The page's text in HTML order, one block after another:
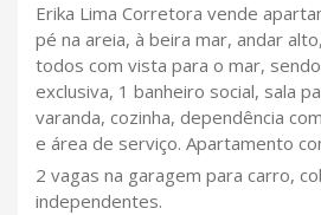
Erika Lima Corretora vende
pé na areia, à beira mar, andar
todos com vista para o mar,
exclusiva, 1 banheiro social, sala
varanda, cozinha, dependência
e área de serviço. Apartamento
2 vagas na garagem para carro,
independentes.